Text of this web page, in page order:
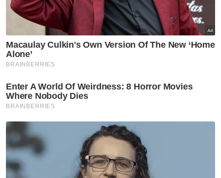
Polis kesan lelaki dipercayai
pukul, ugut pengguna jalan
raya
Semasa